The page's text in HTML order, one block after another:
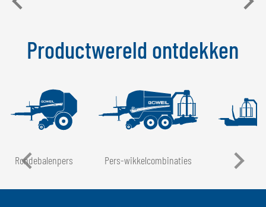
Productwereld ontdekken
Rondebalenpers Pers-wikkelcombinaties